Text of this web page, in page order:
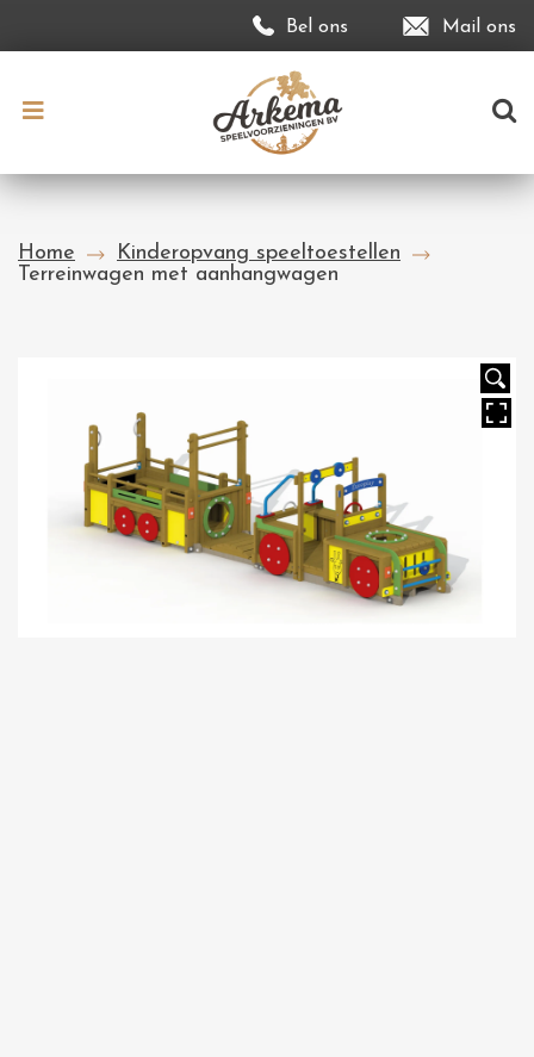
Bel ons Mail ons
Home
Kinderopvang speeltoestellen
Terreinwagen met aanhangwagen